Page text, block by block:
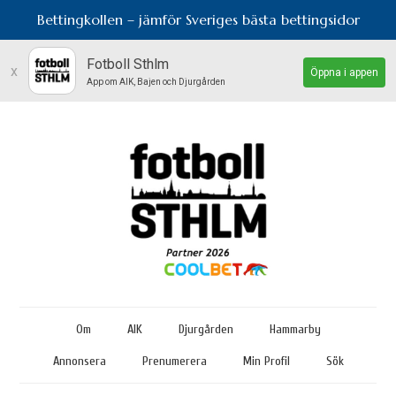
Bettingkollen – jämför Sveriges bästa bettingsidor
x Fotboll Sthlm
App om AIK, Bajen och Djurgården
Öppna i appen
Om AIK Djurgården Hammarby
Annonsera Prenumerera Min Profil Sök